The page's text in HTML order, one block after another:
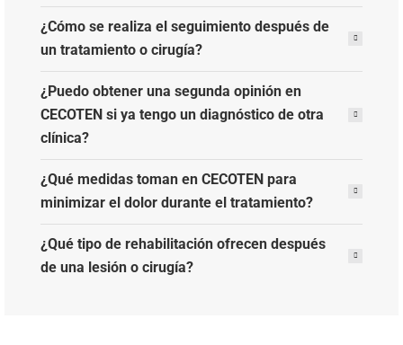
¿Cómo se realiza el seguimiento después de
un tratamiento o cirugía?
¿Puedo obtener una segunda opinión en
CECOTEN si ya tengo un diagnóstico de otra
clínica?
¿Qué medidas toman en CECOTEN para
minimizar el dolor durante el tratamiento?
¿Qué tipo de rehabilitación ofrecen después
de una lesión o cirugía?